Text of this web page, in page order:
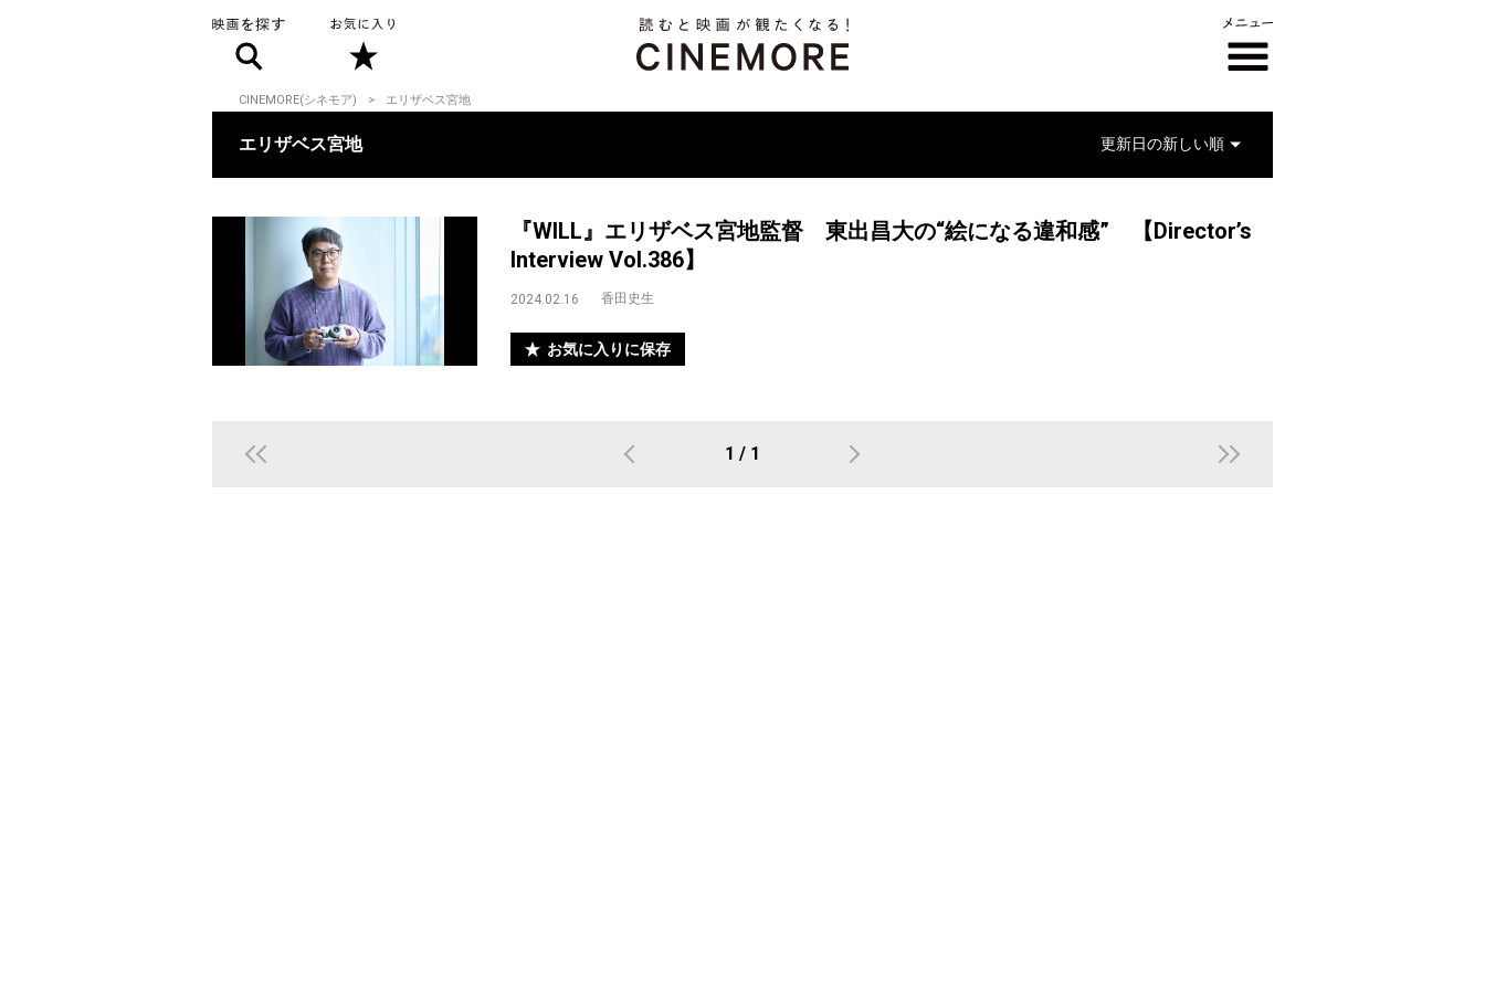
CINEMORE(シネモア) エリザベス宮地
エリザベス宮地
『WILL』エリザベス宮地監督 東出昌大の“絵になる違和感” 【Director’s
Interview Vol.386】
2024.02.16 香田史生
お気に入りに保存
1 / 1